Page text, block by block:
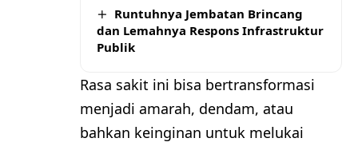
Runtuhnya Jembatan Brincang
dan Lemahnya Respons Infrastruktur
Publik
Rasa sakit ini bisa bertransformasi
menjadi amarah, dendam, atau
bahkan keinginan untuk melukai